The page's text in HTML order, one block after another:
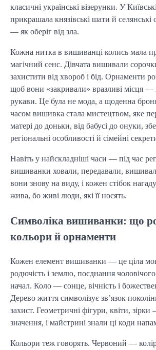
класичні українські візерунки. У
прикрашала князівські шати й селянські
— як оберіг від зла.
Кожна нитка в вишиванці колись мала
магічний сенс. Дівчата вишивали
захистити від хвороб і бід. Орнаменти
щоб вони «закривали» вразливі місця
рукави. Це була не мода, а щоденна
часом вишивка стала мистецтвом, яке
матері до доньки, від бабусі до онуки,
регіональні особливості й сімейні
Навіть у найскладніші часи — під час
вишиванки ховали, передавали,
вони знову на виду, і кожен стібок
жива, бо живі люди, які її носять.
Символіка вишиванки: що
кольори й орнаменти
Кожен елемент вишиванки — це ціла
родючість і землю, поєднання
начал. Коло — сонце, вічність і
Дерево життя символізує зв’язок
захист. Геометричні фігури, квіти,
значення, і майстрині знали ці коди
Кольори теж говорять. Червоний —